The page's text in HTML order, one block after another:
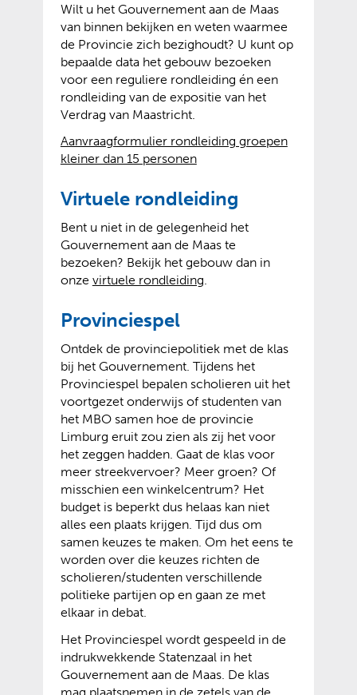
a
r
e
e
n
a
n
e
r
w
e
b
s
i
)
n
e
w
e
b
s
i
e
)
w
i
a
r
e
a
n
d
e
e
e
b
s
i
t
e
)
n
t
e
n
e
e
s
i
t
e
Wilt u het Gouvernement aan de Maas
van binnen bekijken en weten waarmee
de Provincie zich bezighoudt? U kunt op
bepaalde data het gebouw bezoeken
voor een reguliere rondleiding én een
rondleiding van de expositie van het
Verdrag van Maastricht.
Aanvraagformulier rondleiding groepen
kleiner dan 15 personen(
e
r
w
i
j
s
a
r
e
e
n
a
n
d
e
r
e
w
e
b
s
t
(
p
e
n
t
e
x
n
e
w
e
b
s
i
t
e
)
Virtuele rondleiding
Bent u niet in de gelegenheid het
Gouvernement aan de Maas te
bezoeken? Bekijk het gebouw dan in
onze virtuele rondleiding.
Provinciespel
Ontdek de provinciepolitiek met de klas
bij het Gouvernement. Tijdens het
Provinciespel bepalen scholieren uit het
voortgezet onderwijs of studenten van
het MBO samen hoe de provincie
Limburg eruit zou zien als zij het voor
het zeggen hadden. Gaat de klas voor
meer streekvervoer? Meer groen? Of
misschien een winkelcentrum? Het
budget is beperkt dus helaas kan niet
alles een plaats krijgen. Tijd dus om
samen keuzes te maken. Om het eens te
worden over die keuzes richten de
scholieren/studenten verschillende
politieke partijen op en gaan ze met
elkaar in debat.
Het Provinciespel wordt gespeeld in de
indrukwekkende Statenzaal in het
Gouvernement aan de Maas. De klas
mag plaatsnemen in de zetels van de